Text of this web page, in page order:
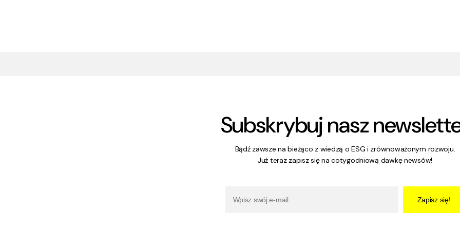
Subskrybuj nasz
Bądź zawsze na bieżąco z wiedzą o ESG i zrównoważonym rozwoju.
Już teraz zapisz się na cotygodniową dawkę newsów!
Zapisz się!